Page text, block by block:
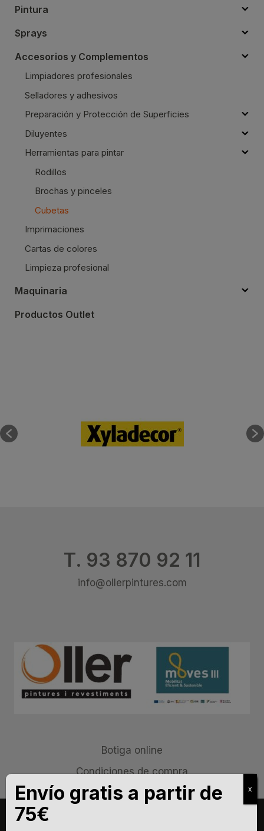
Pintura
Sprays
Accesorios y Complementos
Limpiadores profesionales
Selladores y adhesivos
Preparación y Protección de Superficies
Diluyentes
Herramientas para pintar
Rodillos
Brochas y pinceles
Cubetas
Imprimaciones
Cartas de colores
Limpieza profesional
Maquinaria
Productos Outlet
T. 93 870 92 11
info@ollerpintures.com
Botiga online
Condiciones de compra
Aviso legal